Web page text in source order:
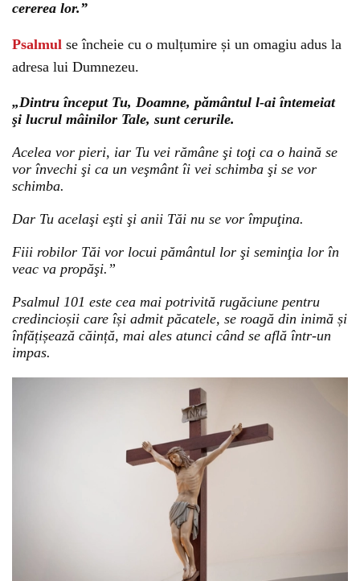
cererea lor.”
Psalmul se încheie cu o mulțumire și un omagiu adus la
adresa lui Dumnezeu.
„Dintru început Tu, Doamne, pământul l-ai întemeiat
şi lucrul mâinilor Tale, sunt cerurile.
Acelea vor pieri, iar Tu vei rămâne şi toţi ca o haină se
vor învechi şi ca un veşmânt îi vei schimba şi se vor
schimba.
Dar Tu acelaşi eşti şi anii Tăi nu se vor împuţina.
Fiii robilor Tăi vor locui pământul lor şi seminţia lor în
veac va propăşi.”
Psalmul 101 este cea mai potrivită rugăciune pentru
credincioșii care își admit păcatele, se roagă din inimă și
înfățișează căință, mai ales atunci când se află într-un
impas.